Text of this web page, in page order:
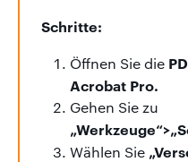
Schritte:
Öffnen Sie die
Acrobat Pro.
Gehen Sie zu
Wählen Sie